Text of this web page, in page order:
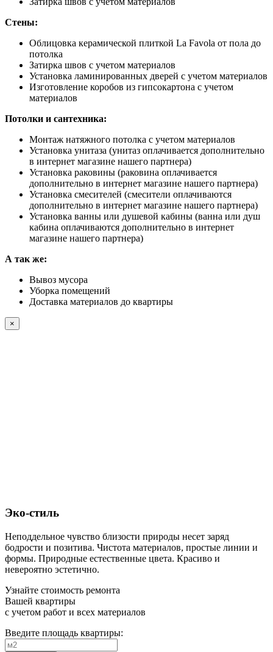
Стены:
Облицовка керамической плиткой La Favola от пола до
потолка
Затирка швов с учетом материалов
Установка ламинированных дверей с учетом материалов
Изготовление коробов из гипсокартона с учетом
материалов
Потолки и сантехника:
Монтаж натяжного потолка с учетом материалов
Установка унитаза (унитаз оплачивается дополнительно
в интернет магазине нашего партнера)
Установка раковины (раковина оплачивается
дополнительно в интернет магазине нашего партнера)
Установка смесителей (смесители оплачиваются
дополнительно в интернет магазине нашего партнера)
Установка ванны или душевой кабины (ванна или душ
кабина оплачиваются дополнительно в интернет
магазине нашего партнера)
А так же:
Вывоз мусора
Уборка помещений
Доставка материалов до квартиры
×
Эко-стиль
Неподдельное чувство близости природы несет заряд
бодрости и позитива. Чистота материалов, простые линии и
формы. Природные естественные цвета. Красиво и
невероятно эстетично.
Узнайте стоимость ремонта
Вашей квартиры
с учетом работ и всех материалов
Введите площадь квартиры: